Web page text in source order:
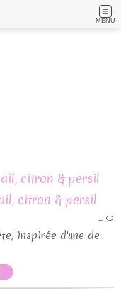
MENU
citron & persil
…
inspirée d'une de